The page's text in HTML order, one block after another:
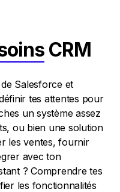
CRM
Salesforce et
tes attentes pour
un système assez
ou bien une solution
les ventes, fournir
avec ton
? Comprendre tes
les fonctionnalités